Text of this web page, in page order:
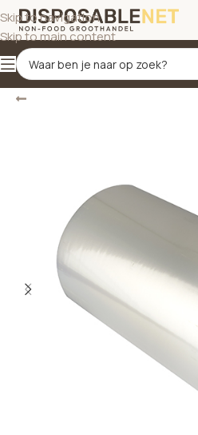
Skip to navigation
Skip to main content
Terug Home/Sluitfolie